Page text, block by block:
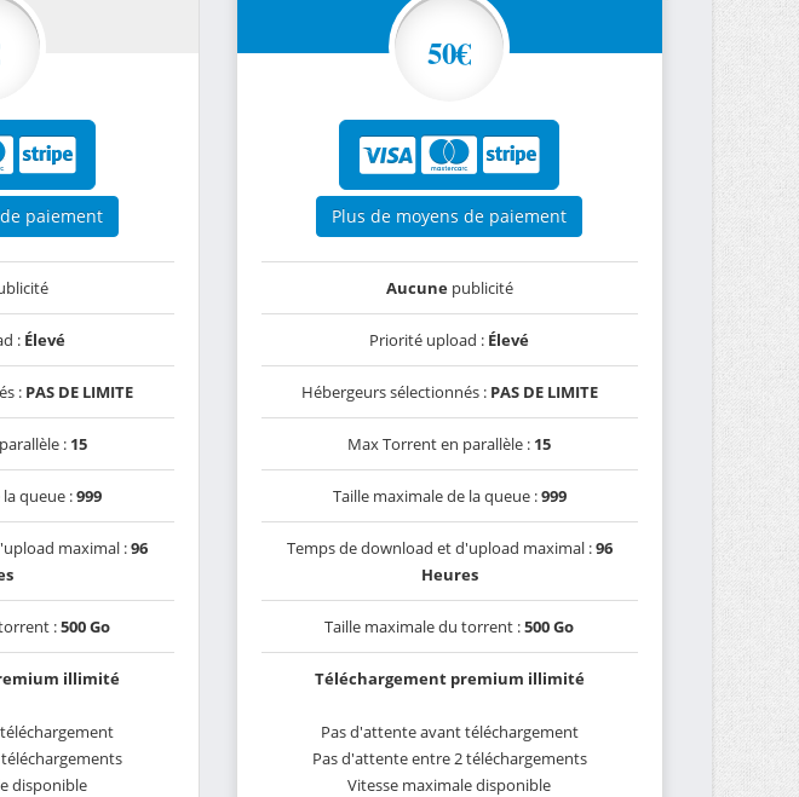
paiement
: Élevé
: PAS DE LIMITE
: 15
la queue :999
maximal :96
:500 Go
illimité
disponible
50€
Plus de moyens de paiement
Aucunepublicité
Priorité upload : Élevé
Hébergeurs sélectionnés : PAS DE LIMITE
Max Torrent en parallèle : 15
Taille maximale de la queue :999
Temps de download et d'upload maximal :96
Heures
Taille maximale du torrent :500 Go
Téléchargement premium illimité
Pas d'attente avant téléchargement
Pas d'attente entre 2 téléchargements
Vitesse maximale disponible